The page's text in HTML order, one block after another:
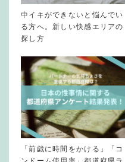
中イキができないと悩んでい
る方へ。新しい快感エリアの
探し方
「前戯に時間をかける」「コ